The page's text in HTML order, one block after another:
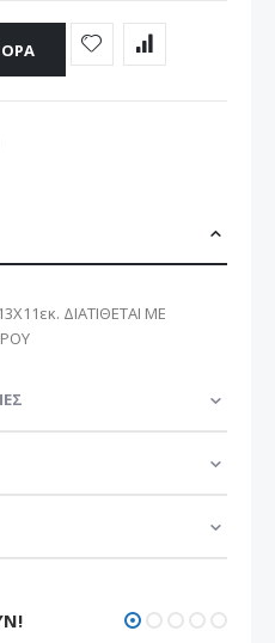
ΔΙΑΤΙΘΕΤΑΙ ΜΕ